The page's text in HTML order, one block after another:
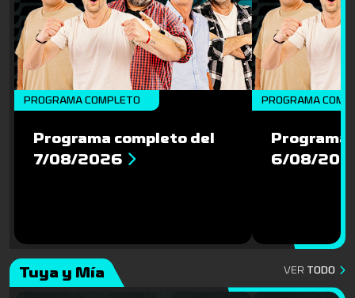
PROGRAMA COMPLETO
Programa completo del
7/08/2026
PROGRAMA
Programa
6/08/
Tuya y Mía VER TODO